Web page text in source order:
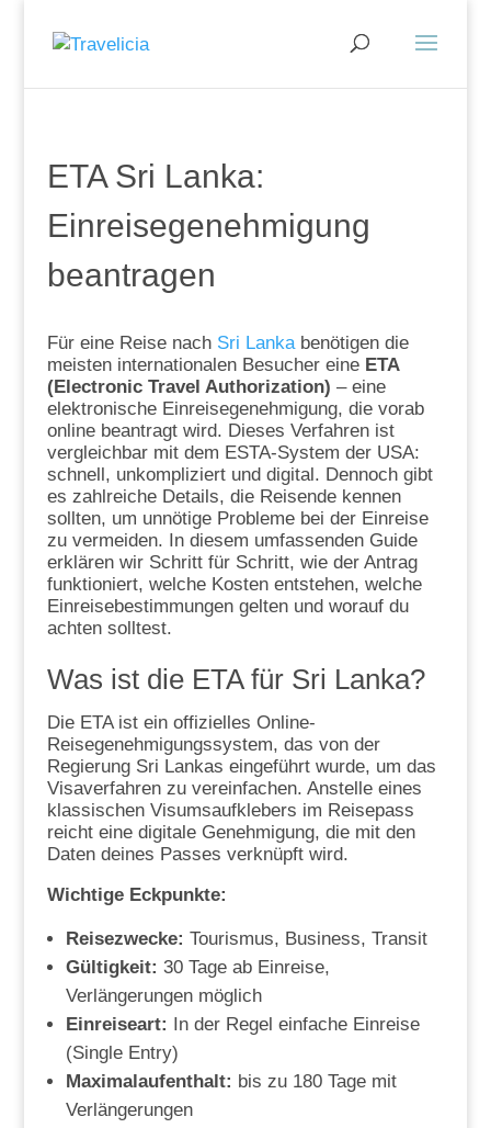
ETA Sri Lanka:
Einreisegenehmigung
beantragen
Für eine Reise nach Sri Lankabenötigen die
meisten internationalen Besucher eine ETA
(Electronic Travel Authorization) – eine
elektronische Einreisegenehmigung, die vorab
online beantragt wird. Dieses Verfahren ist
vergleichbar mit dem ESTA-System der USA:
schnell, unkompliziert und digital. Dennoch gibt
es zahlreiche Details, die Reisende kennen
sollten, um unnötige Probleme bei der Einreise
zu vermeiden. In diesem umfassenden Guide
erklären wir Schritt für Schritt, wie der Antrag
funktioniert, welche Kosten entstehen, welche
Einreisebestimmungen gelten und worauf du
achten solltest.
Was ist die ETA für Sri Lanka?
Die ETA ist ein offizielles Online-
Reisegenehmigungssystem, das von der
Regierung Sri Lankas eingeführt wurde, um das
Visaverfahren zu vereinfachen. Anstelle eines
klassischen Visumsaufklebers im Reisepass
reicht eine digitale Genehmigung, die mit den
Daten deines Passes verknüpft wird.
Wichtige Eckpunkte:
Reisezwecke: Tourismus, Business, Transit
Gültigkeit: 30 Tage ab Einreise,
Verlängerungen möglich
Einreiseart: In der Regel einfache Einreise
(Single Entry)
Maximalaufenthalt: bis zu 180 Tage mit
Verlängerungen